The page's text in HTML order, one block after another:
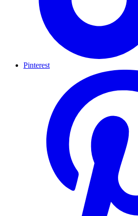
Pinterest